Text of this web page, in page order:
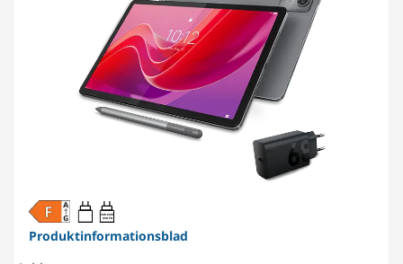
20W-60W
USB PD
Produktinformationsblad